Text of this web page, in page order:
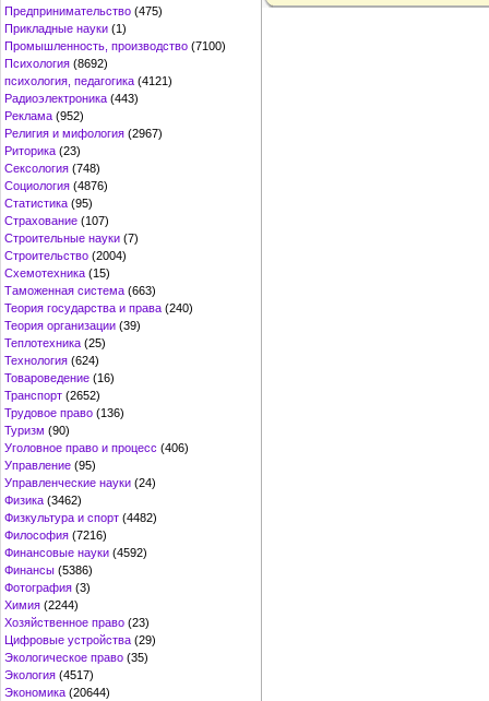
Предпринимательство (475)
Прикладные науки (1)
Промышленность, производство (7100)
Психология (8692)
психология, педагогика (4121)
Радиоэлектроника (443)
Реклама (952)
Религия и мифология (2967)
Риторика (23)
Сексология (748)
Социология (4876)
Статистика (95)
Страхование (107)
Строительные науки (7)
Строительство (2004)
Схемотехника (15)
Таможенная система (663)
Теория государства и права (240)
Теория организации (39)
Теплотехника (25)
Технология (624)
Товароведение (16)
Транспорт (2652)
Трудовое право (136)
Туризм (90)
Уголовное право и процесс (406)
Управление (95)
Управленческие науки (24)
Физика (3462)
Физкультура и спорт (4482)
Философия (7216)
Финансовые науки (4592)
Финансы (5386)
Фотография (3)
Химия (2244)
Хозяйственное право (23)
Цифровые устройства (29)
Экологическое право (35)
Экология (4517)
Экономика (20644)